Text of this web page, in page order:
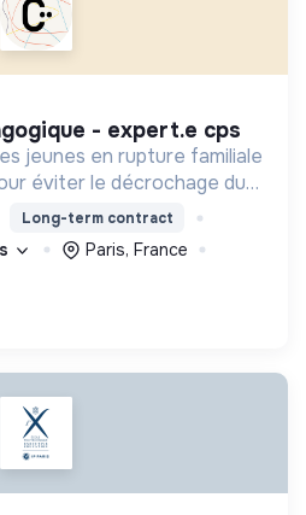
- expert.e cps
jeunes en rupture familiale
éviter le décrochage du
le glissement vers
Long-term contract
Paris, France